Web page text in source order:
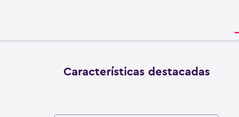
Características destacadas